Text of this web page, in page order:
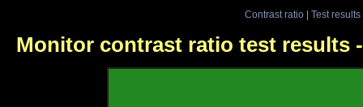
Contrast ratio| Test results
Monitor contrast ratio test results